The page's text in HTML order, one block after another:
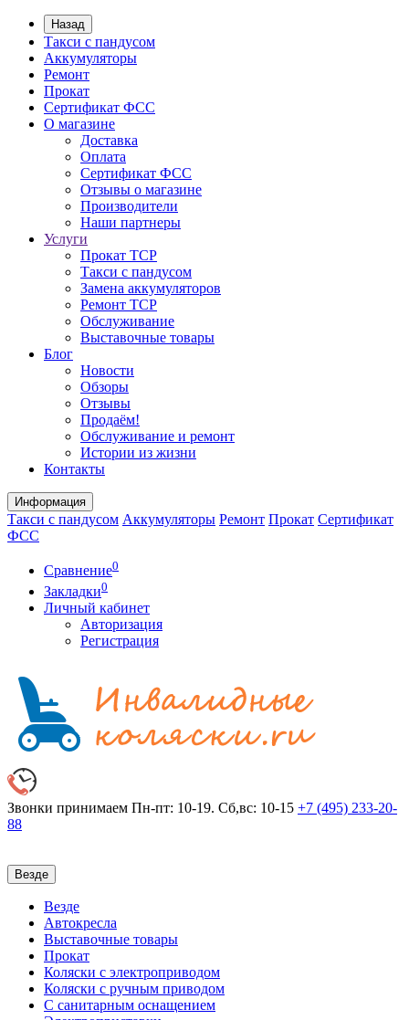
Назад
Такси с пандусом
Аккумуляторы
Ремонт
Прокат
Сертификат ФСС
О магазине
Доставка
Оплата
Сертификат ФСС
Отзывы о магазине
Производители
Наши партнеры
Услуги
Прокат ТСР
Такси с пандусом
Замена аккумуляторов
Ремонт ТСР
Обслуживание
Выставочные товары
Блог
Новости
Обзоры
Отзывы
Продаём!
Обслуживание и ремонт
Истории из жизни
Контакты
Информация
Такси с пандусом Аккумуляторы Ремонт Прокат Сертификат
ФСС
Сравнение0
Закладки0
Личный кабинет
Авторизация
Регистрация
Звонки принимаем Пн-пт: 10-19. Сб,вс: 10-15 +7 (495) 233-20-
88
Везде
Везде
Автокресла
Выставочные товары
Прокат
Коляски с электроприводом
Коляски с ручным приводом
С санитарным оснащением